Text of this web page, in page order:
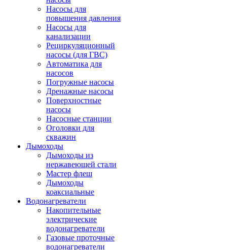
Насосы для
повышения давления
Насосы для
канализации
Рециркуляционный
насосы (для ГВС)
Автоматика для
насосов
Погружные насосы
Дренажные насосы
Поверхностные
насосы
Насосные станции
Оголовки для
скважин
Дымоходы
Дымоходы из
нержавеющей стали
Мастер флеш
Дымоходы
коаксиальные
Водонагреватели
Накопительные
электрические
водонагреватели
Газовые проточные
водонагреватели